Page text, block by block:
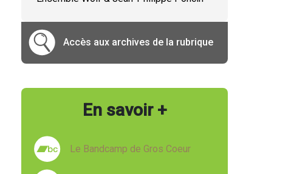
Accès aux archives de la rubrique
En savoir +
Le Bandcamp de Gros Coeur